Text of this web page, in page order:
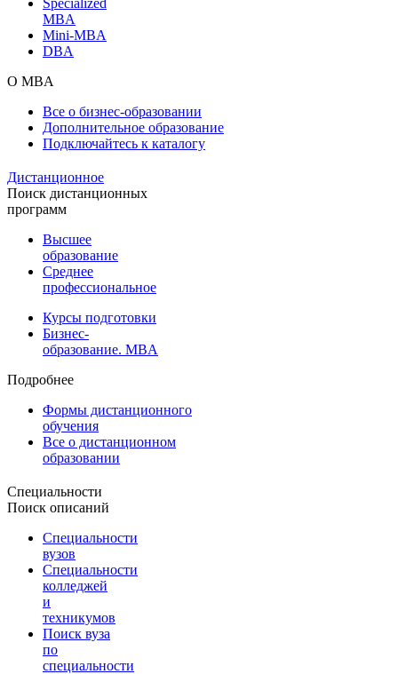
MBA
Mini-MBA
DBA
О MBA
Все о бизнес-образовании
Дополнительное образование
Подключайтесь к каталогу
Дистанционное
Поиск дистанционных
программ
Высшее
образование
Среднее
профессиональное
Курсы подготовки
Бизнес-
образование. MBA
Подробнее
Формы дистанционного
обучения
Все о дистанционном
образовании
Специальности
Поиск описаний
Специальности
вузов
Специальности
колледжей
и
техникумов
Поиск вуза
по
специальности